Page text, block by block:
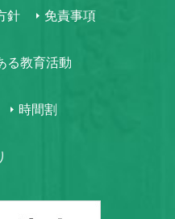
針
免責事項
る教育活動
時間割